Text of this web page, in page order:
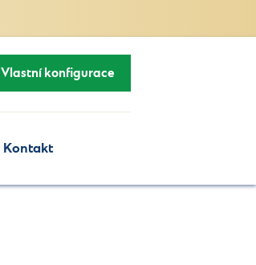
Vlastní konfigurace
Kontakt